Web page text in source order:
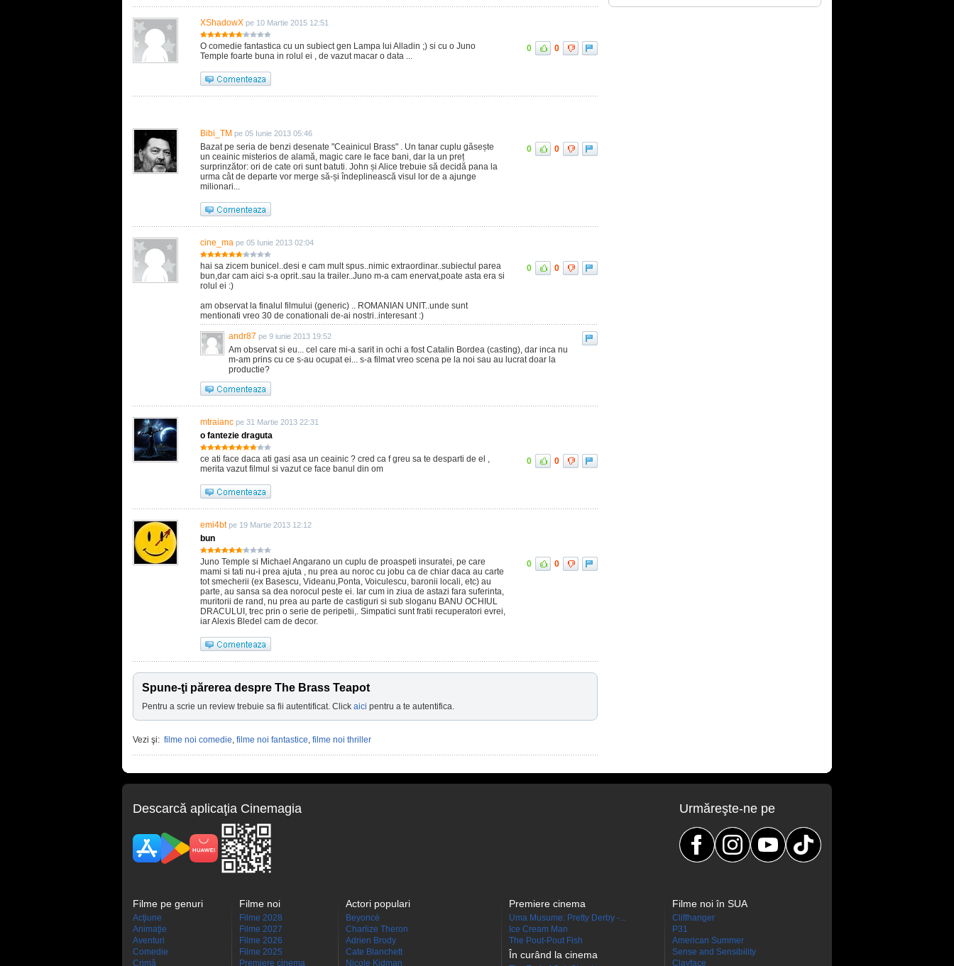
XShadowX pe 10 Martie 2015 12:51
O comedie fantastica cu un subiect gen Lampa lui Alladin ;) si cu o Juno
Temple foarte buna in rolul ei , de vazut macar o data ...
0 0
Bibi_TM pe 05 Iunie 2013 05:46
Bazat pe seria de benzi desenate "Ceainicul Brass" . Un tanar cuplu găsește
un ceainic misterios de alamă, magic care le face bani, dar la un preț
surprinzător: ori de cate ori sunt batuti. John și Alice trebuie să decidă pana la
urma cât de departe vor merge să-și îndeplinească visul lor de a ajunge
milionari...
0 0
cine_ma pe 05 Iunie 2013 02:04
hai sa zicem bunicel..desi e cam mult spus..nimic extraordinar..subiectul parea
bun,dar cam aici s-a oprit..sau la trailer..Juno m-a cam enervat,poate asta era si
rolul ei :)
am observat la finalul filmului (generic) .. ROMANIAN UNIT..unde sunt
mentionati vreo 30 de conationali de-ai nostri..interesant :)
0 0
andr87 pe 9 iunie 2013 19:52
Am observat si eu... cel care mi-a sarit in ochi a fost Catalin Bordea (casting), dar inca nu
m-am prins cu ce s-au ocupat ei... s-a filmat vreo scena pe la noi sau au lucrat doar la
productie?
mtraianc pe 31 Martie 2013 22:31
o fantezie draguta
ce ati face daca ati gasi asa un ceainic ? cred ca f greu sa te desparti de el ,
merita vazut filmul si vazut ce face banul din om
0 0
emi4bt pe 19 Martie 2013 12:12
bun
Juno Temple si Michael Angarano un cuplu de proaspeti insuratei, pe care
mami si tati nu-i prea ajuta , nu prea au noroc cu jobu ca de chiar daca au carte
tot smecherii (ex Basescu, Videanu,Ponta, Voiculescu, baronii locali, etc) au
parte, au sansa sa dea norocul peste ei. Iar cum in ziua de astazi fara suferinta,
muritorii de rand, nu prea au parte de castiguri si sub sloganu BANU OCHIUL
DRACULUI, trec prin o serie de peripetii,. Simpatici sunt fratii recuperatori evrei,
iar Alexis Bledel cam de decor.
0 0
Spune-ţi părerea despre The Brass Teapot
Pentru a scrie un review trebuie sa fii autentificat. Click aici pentru a te autentifica.
Vezi şi: filme noi comedie, filme noi fantastice, filme noi thriller
Descarcă aplicaţia Cinemagia Urmăreşte-ne pe
Filme pe genuri
Acţiune
Animaţie
Aventuri
Comedie
Crimă
Filme noi
Filme 2028
Filme 2027
Filme 2026
Filme 2025
Premiere cinema
Actori populari
Beyoncé
Charlize Theron
Adrien Brody
Cate Blanchett
Nicole Kidman
Premiere cinema
Uma Musume: Pretty Derby -...
Ice Cream Man
The Pout-Pout Fish
În curând la cinema
Filme noi în SUA
Cliffhanger
P31
American Summer
Sense and Sensibility
Clayface